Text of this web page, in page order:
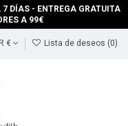
DÍAS - ENTREGA GRATUITA
A 99€
€ Lista de deseos (0)